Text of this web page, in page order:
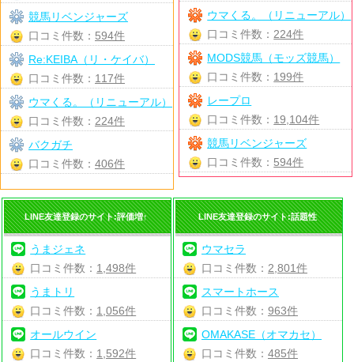
ウマくる。（リニューアル）
口コミ件数： 224件
MODS競馬（モッズ競馬）
口コミ件数： 199件
レープロ
口コミ件数： 19,104件
競馬リベンジャーズ
口コミ件数： 594件
競馬リベンジャーズ
口コミ件数： 594件
Re:KEIBA（リ・ケイバ）
口コミ件数： 117件
ウマくる。（リニューアル）
口コミ件数： 224件
バクガチ
口コミ件数： 406件
LINE友達登録のサイト:評価増↑
うまジェネ
口コミ件数： 1,498件
うまトリ
口コミ件数： 1,056件
オールウイン
口コミ件数： 1,592件
LINE友達登録のサイト:話題性
ウマセラ
口コミ件数： 2,801件
スマートホース
口コミ件数： 963件
OMAKASE（オマカセ）
口コミ件数： 485件